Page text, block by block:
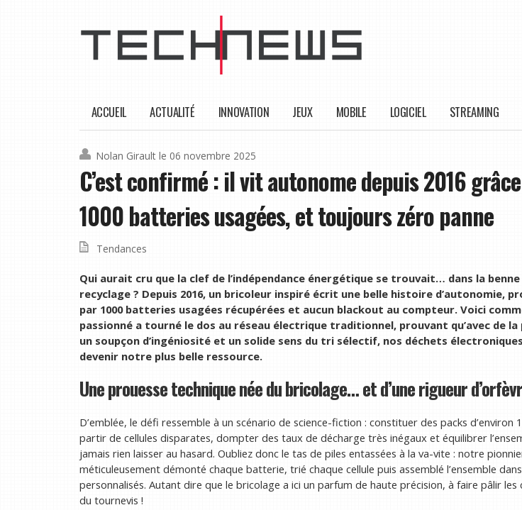
ACCUEIL ACTUALITÉ INNOVATION JEUX MOBILE LOGICIEL STREAMING
Nolan Girault le 06 novembre 2025
C’est confirmé : il vit autonome depuis 2016
1000 batteries usagées, et toujours zéro panne
Tendances
Qui aurait cru que la clef de l’indépendance énergétique se trouvait… dans la benne
recyclage ? Depuis 2016, un bricoleur inspiré écrit une belle histoire d’autonomie,
par 1000 batteries usagées récupérées et aucun blackout au compteur. Voici
passionné a tourné le dos au réseau électrique traditionnel, prouvant qu’avec de la
un soupçon d’ingéniosité et un solide sens du tri sélectif, nos déchets
devenir notre plus belle ressource.
Une prouesse technique née du bricolage… et d’une rigueur
D’emblée, le défi ressemble à un scénario de science-fiction : constituer des packs d’environ
partir de cellules disparates, dompter des taux de décharge très inégaux et équilibrer
jamais rien laisser au hasard. Oubliez donc le tas de piles entassées à la va-vite : notre
méticuleusement démonté chaque batterie, trié chaque cellule puis assemblé l’ensemble
personnalisés. Autant dire que le bricolage a ici un parfum de haute précision, à faire pâlir les
du tournevis !